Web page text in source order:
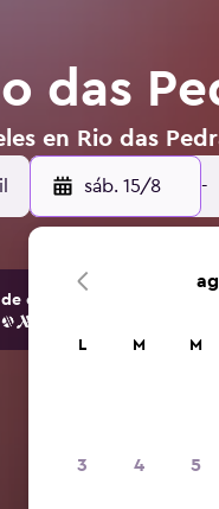
das
en Rio das
sáb. 15/8 -
opciones de hoteles y
L M M
3 4 5